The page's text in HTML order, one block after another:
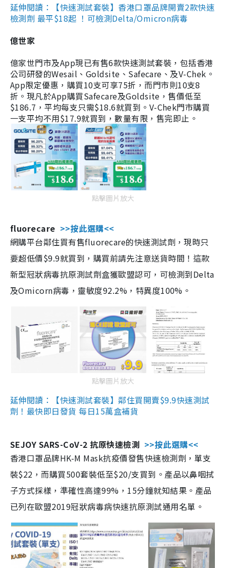
延伸閱讀：【快速測試套裝】香港口罩品牌開賣2款快速
檢測劑 最平$18起 ！可檢測Delta/Omicron病毒
億世家
億家世門市及App現已有售6款快速測試套裝，包括香港
公司研發的Wesail、Goldsite、Safecare、及V-Chek。
App限定優惠，購買10支可享75折，而門市則10支8
折。現凡於App購買Safecare及Goldsite，售價低至
$186.7，平均每支只需$18.6就買到。V-Chek門市購買
一支平均不用$17.9就買到，數量有限，售完即止。
點擊圖片放大
fluorecare >>按此選購<<
網購平台鄰住買有售fluorecare的快速測試劑，現時只
要超低價$9.9就買到，購買前請先注意送貨時間！這款
新型冠狀病毒抗原測試劑盒獲歐盟認可，可檢測到Delta
及Omicorn病毒，靈敏度92.2%，特異度100%。
點擊圖片放大
延伸閱讀：【快速測試套裝】鄰住買開賣$9.9快速測試
劑！最快即日發貨 每日15萬盒補貨
SEJOY SARS-CoV-2 抗原快速檢測 >>按此選購<<
香港口罩品牌HK-M Mask抗疫價發售快速檢測劑，單支
裝$22，而購買500套裝低至$20/支買到。產品以鼻咽拭
子方式採樣，準確性高達99%，15分鐘就知結果。產品
已列在歐盟2019冠狀病毒病快速抗原測試通用名單。